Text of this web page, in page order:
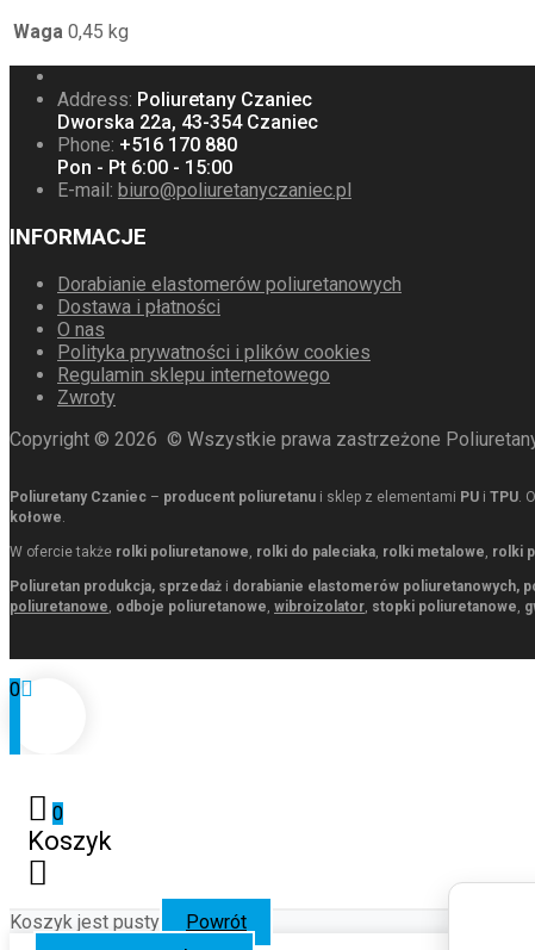
Waga 0,45 kg
Address: Poliuretany Czaniec
Dworska 22a, 43-354 Czaniec
Phone: +516 170 880
Pon - Pt 6:00 - 15:00
E-mail: biuro@poliuretanyczaniec.pl
INFORMACJE
Dorabianie elastomerów poliuretanowych
Dostawa i płatności
O nas
Polityka prywatności i plików cookies
Regulamin sklepu internetowego
Zwroty
Copyright © 2026 © Wszystkie prawa zastrzeżone
Poliuretany Czaniec – producent poliuretanu i sklep z elementami PU i TPU .
kołowe
W ofercie także rolki poliuretanowe rolki do paleciaka rolki metalowe rolki
Poliuretan produkcja, sprzedaż i dorabianie elastomerów poliuretanowych,
poliuretanowe odboje poliuretanowe wibroizolator stopki poliuretanowe
0
0
Koszyk
Koszyk jest pusty Powrót